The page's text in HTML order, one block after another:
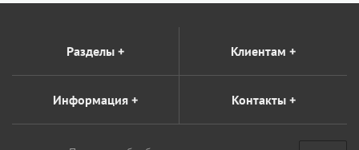
Разделы + Клиентам +
Информация + Контакты+